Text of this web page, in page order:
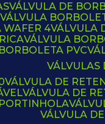
VÁLVULA DE
VÁLVULA
WAFER 4
VÁLVULA
PVC
VÁLVULA DE
VÁLVULA DE
VÁLVULA